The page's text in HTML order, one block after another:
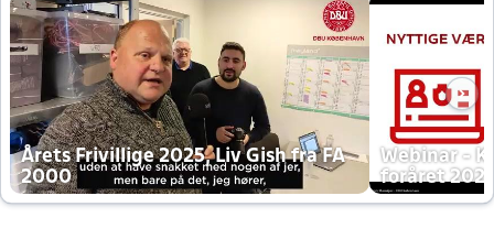
Årets Frivillige 2025, Liv Gish fra FA
2000
Webinar -
foråret